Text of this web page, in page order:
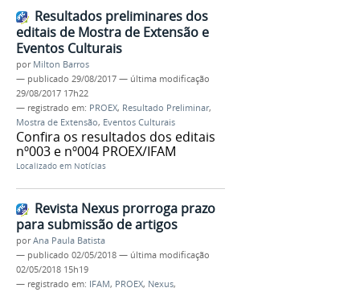
Resultados preliminares dos
editais de Mostra de Extensão e
Eventos Culturais
por Milton Barros
— publicado 29/08/2017 — última modificação
29/08/2017 17h22
— registrado em: PROEX, Resultado Preliminar,
Mostra de Extensão, Eventos Culturais
Confira os resultados dos editais
nº003 e nº004 PROEX/IFAM
Localizado em Notícias
Revista Nexus prorroga prazo
para submissão de artigos
porAna Paula Batista
— publicado 02/05/2018 — última modificação
02/05/2018 15h19
— registrado em: IFAM, PROEX, Nexus,